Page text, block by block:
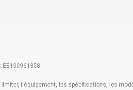
EE100961858
l'équipement, les spécifications, les